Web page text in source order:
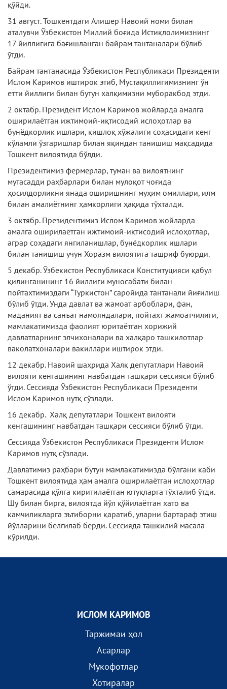
қўйди.
31 август. Тошкентдаги Алишер Навоий номи билан
аталувчи Ўзбекистон Миллий боғида Истиқлолимизнинг
17 йиллигига бағишланган байрам тантаналари бўлиб
ўтди.
Байрам тантанасида Ўзбекистон Республикаси Президенти
Ислом Каримов иштирок этиб, Мустақиллигимизнинг ўн
етти йиллиги билан бутун халқимизни муборакбод этди.
2 октабр. Президент Ислом Каримов жойларда амалга
оширилаётган ижтимоий-иқтисодий ислоҳотлар ва
бунёдкорлик ишлари, қишлоқ хўжалиги соҳасидаги кенг
кўламли ўзгаришлар билан яқиндан танишиш мақсадида
Тошкент вилоятида бўлди.
Президентимиз фермерлар, туман ва вилоятнинг
мутасадди раҳбарлари билан мулоқот чоғида
ҳосилдорликни янада оширишнинг муҳим омиллари, илм
билан амалиётнинг ҳамкорлиги ҳақида тўхталди.
3 октябр. Президентимиз Ислом Каримов жойларда
амалга оширилаётган ижтимоий-иқтисодий ислоҳотлар,
аграр соҳадаги янгиланишлар, бунёдкорлик ишлари
билан танишиш учун Хоразм вилоятига ташриф буюрди.
5 декабр. Ўзбекистон Республикаси Конституцияси қабул
қилинганининг 16 йиллиги муносабати билан
пойтахтимиздаги “Туркистон” саройида тантанали йиғилиш
бўлиб ўтди. Унда давлат ва жамоат арбоблари, фан,
маданият ва санъат намояндалари, пойтахт жамоатчилиги,
мамлакатимизда фаолият юритаётган хорижий
давлатларнинг элчихоналари ва халқаро ташкилотлар
ваколатхоналари вакиллари иштирок этди.
12 декабр. Навоий шаҳрида Халқ депутатлари Навоий
вилояти кенгашининг навбатдан ташқари сессияси бўлиб
ўтди. Сессияда Ўзбекистон Республикаси Президенти
Ислом Каримов нутқ сўзлади.
16 декабр. Халқ депутатлари Тошкент вилояти
кенгашининг навбатдан ташқари сессияси бўлиб ўтди.
Сессияда Ўзбекистон Республикаси Президенти Ислом
Каримов нутқ сўзлади.
Давлатимиз раҳбари бутун мамлакатимизда бўлгани каби
Тошкент вилоятида ҳам амалга оширилаётган ислоҳотлар
самарасида қўлга киритилаётган ютуқларга тўхталиб ўтди.
Шу билан бирга, вилоятда йўл қўйилаётган хато ва
камчиликларга эътиборни қаратиб, уларни бартараф этиш
йўлларини белгилаб берди. Сессияда ташкилий масала
кўрилди.
ИСЛОМ КАРИМОВ
Таржимаи ҳол
Асарлар
Мукофотлар
Хотиралар